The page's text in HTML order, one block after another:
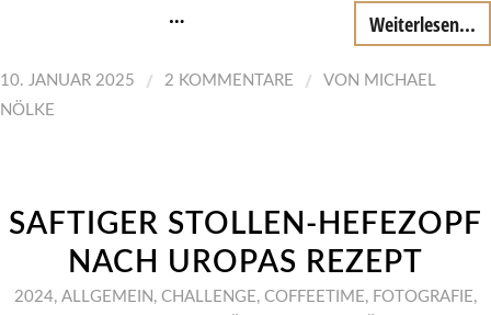
… Weiterlesen...
10. JANUAR 2025 / 2 KOMMENTARE / VON MICHAEL
NÖLKE
SAFTIGER STOLLEN-HEFEZOPF
NACH UROPAS REZEPT
2024, ALLGEMEIN , CHALLENGE, COFFEETIME, FOTOGRAFIE,